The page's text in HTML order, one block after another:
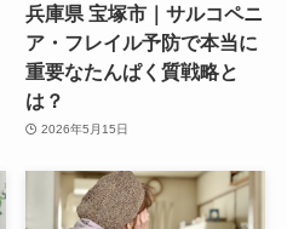
兵庫県 宝塚市｜サルコペニ
ア・フレイル予防で本当に
重要なたんぱく質戦略と
は？
2026年5月15日